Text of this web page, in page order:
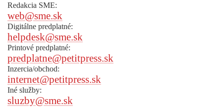
Redakcia SME:
web@sme.sk
Digitálne predplatné:
helpdesk@sme.sk
Printové predplatné:
predplatne@petitpress.sk
Inzercia/obchod:
internet@petitpress.sk
Iné služby:
sluzby@sme.sk